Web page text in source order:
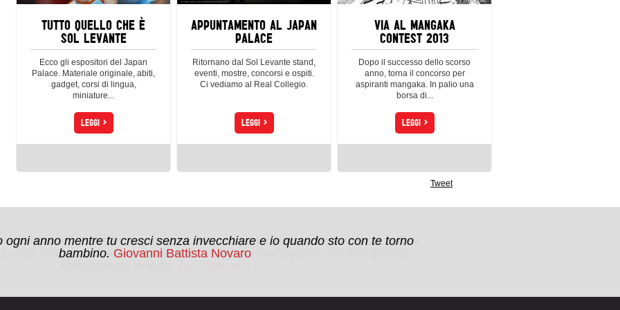
TUTTO QUELLO CHE È
SOL LEVANTE
Ecco gli espositori del Japan
Palace. Materiale originale, abiti,
gadget, corsi di lingua,
miniature...
LEGGI >
APPUNTAMENTO AL JAPAN
PALACE
Ritornano dal Sol Levante stand,
eventi, mostre, concorsi e ospiti.
Ci vediamo al Real Collegio.
LEGGI >
VIA AL MANGAKA
CONTEST 2013
Dopo il successo dello scorso
anno, torna il concorso per
aspiranti mangaka. In palio una
borsa di...
LEGGI >
Tweet
ogni anno mentre tu cresci senza invecchiare e io quando sto con te torno
bambino. Giovanni Battista Novaro
e l’intelletto se non i sentimenti che spingono l'essere umano a seguire le
Lucca Comics & Games è l’anello di congiunzione perfetto tra due quesiti